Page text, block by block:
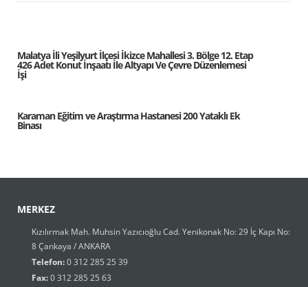
Malatya İli Yeşilyurt İlçesi İkizce Mahallesi 3. Bölge 12. Etap
426 Adet Konut İnşaatı İle Altyapı Ve Çevre Düzenlemesi
İşi
Karaman Eğitim ve Araştırma Hastanesi 200 Yataklı Ek
Binası
MERKEZ
Kızılırmak Mah. Muhsin Yazıcıoğlu Cad. Yenikonak No: 29 İç Kapı No:
8 Çankaya / ANKARA
Telefon:0 312 285 25 39
Fax:0 312 285 25 63